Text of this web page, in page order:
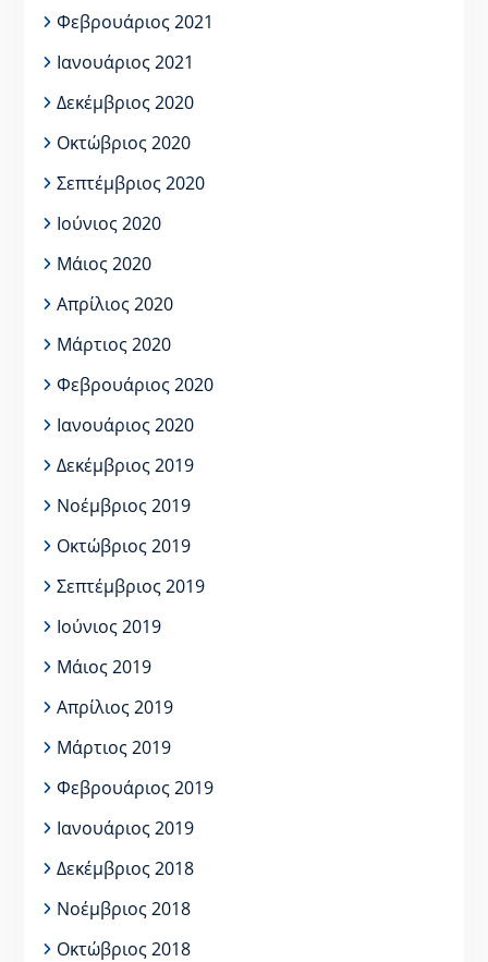
Φεβρουάριος 2021
Ιανουάριος 2021
Δεκέμβριος 2020
Οκτώβριος 2020
Σεπτέμβριος 2020
Ιούνιος 2020
Μάιος 2020
Απρίλιος 2020
Μάρτιος 2020
Φεβρουάριος 2020
Ιανουάριος 2020
Δεκέμβριος 2019
Νοέμβριος 2019
Οκτώβριος 2019
Σεπτέμβριος 2019
Ιούνιος 2019
Μάιος 2019
Απρίλιος 2019
Μάρτιος 2019
Φεβρουάριος 2019
Ιανουάριος 2019
Δεκέμβριος 2018
Νοέμβριος 2018
Οκτώβριος 2018